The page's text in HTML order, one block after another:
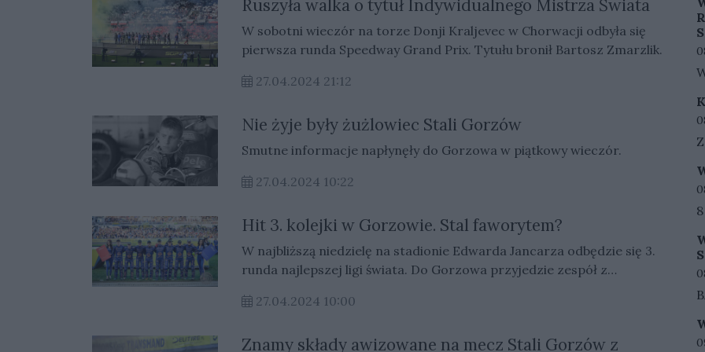
Ruszyła walka o tytuł Indywidualnego Mistrza Świata
W sobotni wieczór na torze Donji Kraljevec w Chorwacji odbyła się
pierwsza runda Speedway Grand Prix. Tytułu bronił Bartosz Zmarzlik.
27.04.2024 21:12
Nie żyje były żużlowiec Stali Gorzów
Smutne informacje napłynęły do Gorzowa w piątkowy wieczór.
27.04.2024 10:22
Hit 3. kolejki w Gorzowie. Stal faworytem?
W najbliższą niedzielę na stadionie Edwarda Jancarza odbędzie się 3.
runda najlepszej ligi świata. Do Gorzowa przyjedzie zespół z
27.04.2024 10:00
Znamy składy awizowane na mecz Stali Gorzów z